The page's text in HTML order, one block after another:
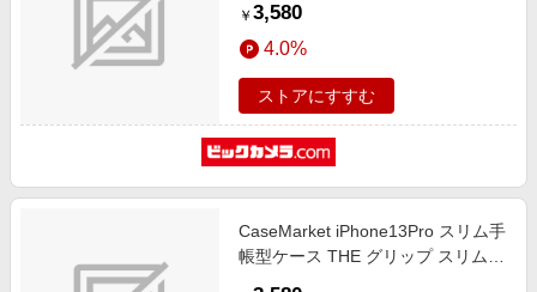
iPhone13Pro-BCM2S2198-78
￥ 3,580
4.0%
ストアにすすむ
CaseMarket iPhone13Pro スリム手
帳型ケース THE グリップ スリム